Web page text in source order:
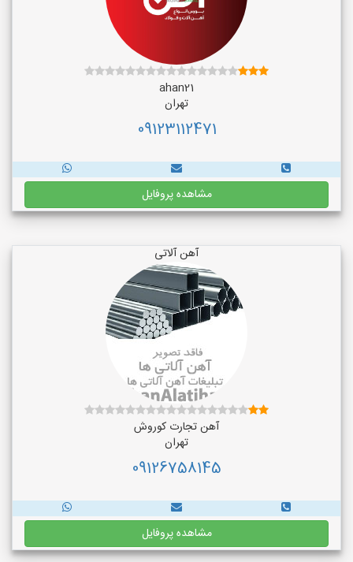
ahan21
تهران
09123112471
مشاهده پروفایل
آهن آلاتی
آهن تجارت کوروش
تهران
09126758145
مشاهده پروفایل